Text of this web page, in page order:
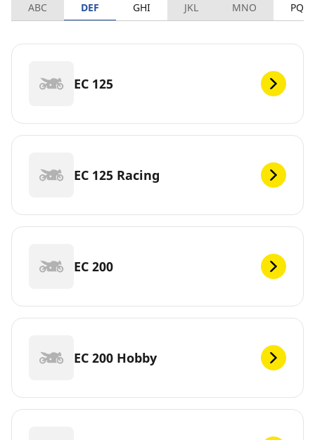
ABC DEF GHI JKL MNO PQRS
EC 125
EC 125 Racing
EC 200
EC 200 Hobby